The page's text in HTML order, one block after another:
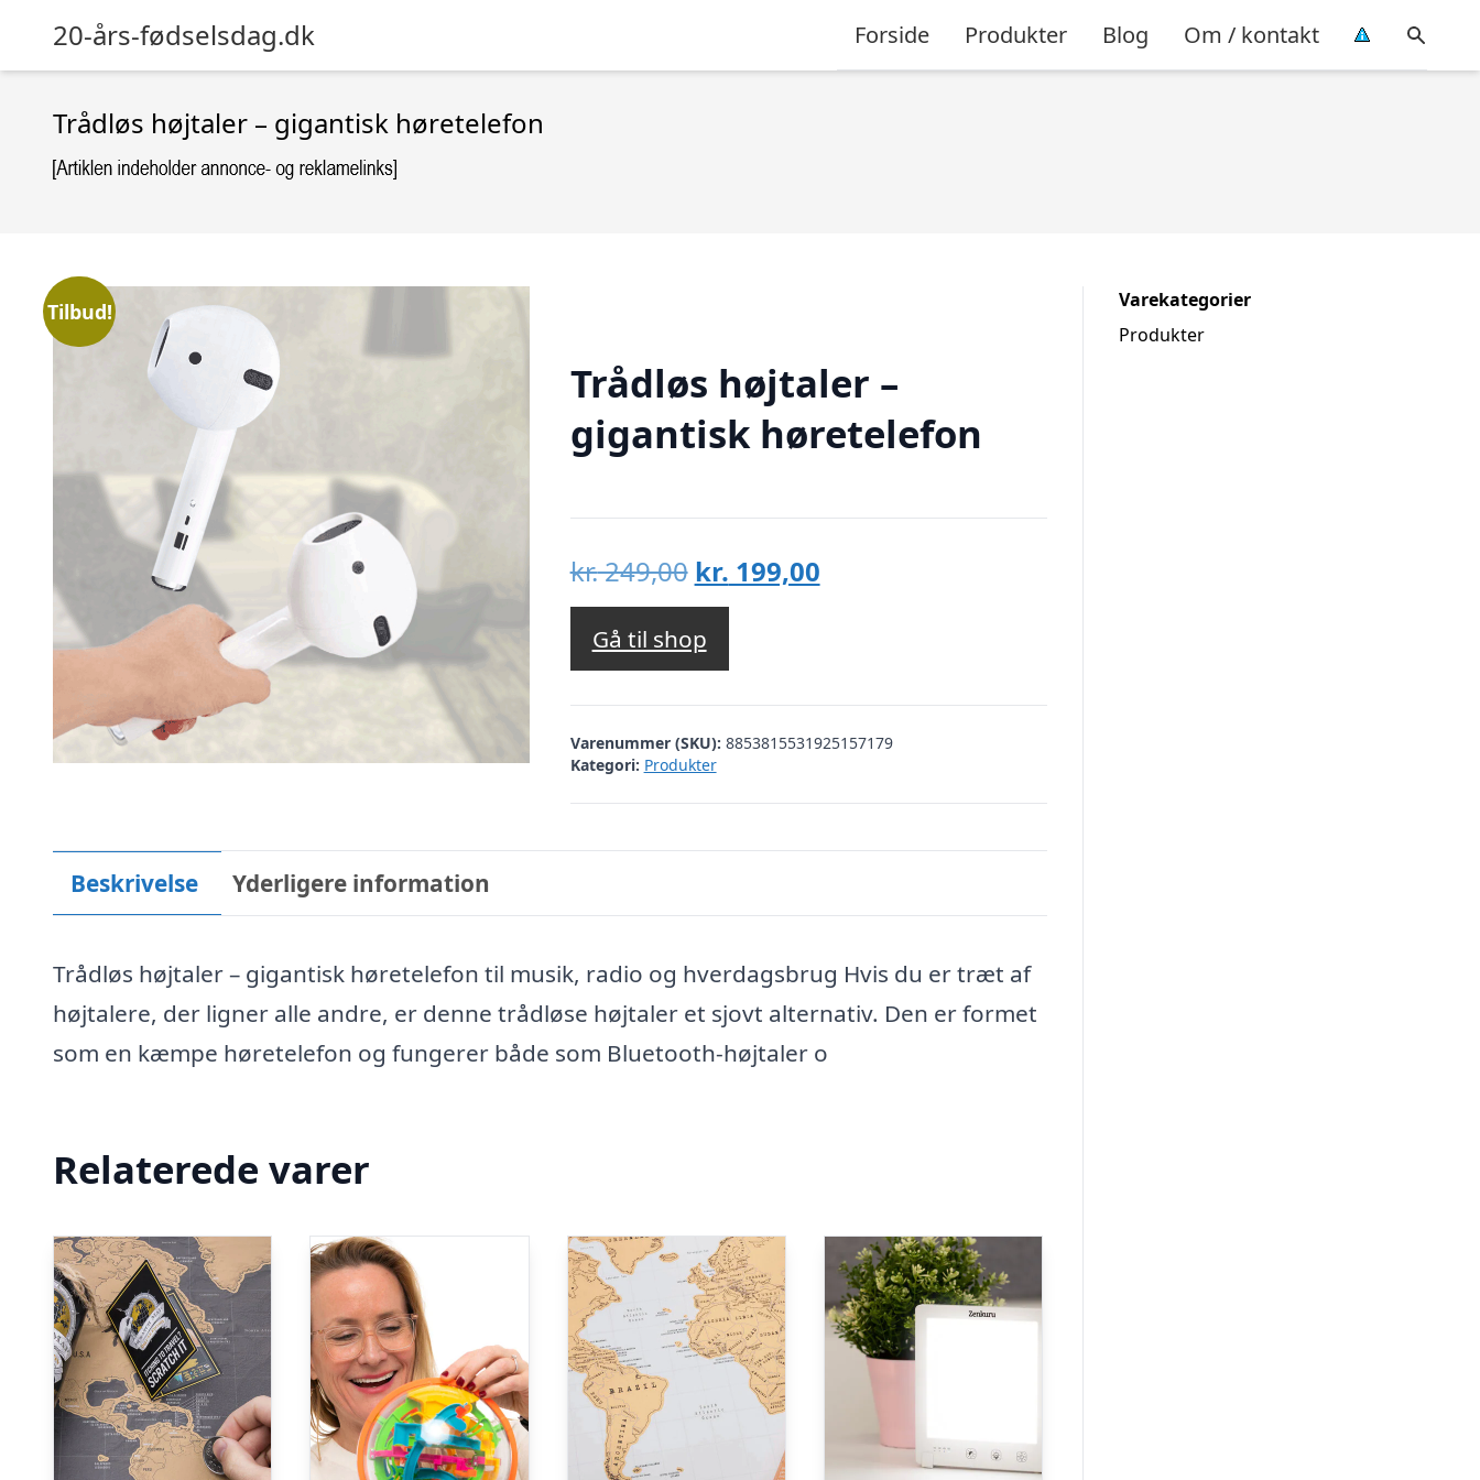
20-års-fødselsdag.dk Forside Produkter Blog Om / kontakt
Trådløs højtaler – gigantisk høretelefon
Tilbud!
Trådløs højtaler –
gigantisk høretelefon
kr.249,00 Den
oprindelige
pris
var:
kr. 249,00.
kr. 199,00Den
kr. 199,00.
Gå til shop
Varenummer (SKU): 8853815531925157179
Kategori: Produkter
Beskrivelse Yderligere information
Trådløs højtaler – gigantisk høretelefon til musik, radio og hverdagsbrug Hvis du er træt af
højtalere, der ligner alle andre, er denne trådløse højtaler et sjovt alternativ. Den er formet
som en kæmpe høretelefon og fungerer både som Bluetooth-højtaler o
Relaterede varer
Varekategorier
Produkter